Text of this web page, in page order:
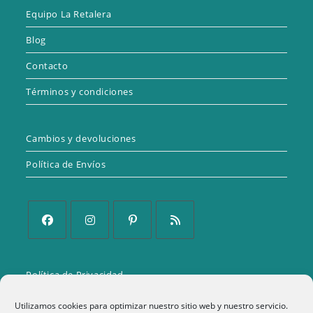
Utilizamos cookies para optimizar nuestro sitio web y nuestro servicio.
Equipo La Retalera
Blog
Contacto
Términos y condiciones
Cambios y devoluciones
Política de Envíos
una
una
una
Política de Privacidad
Aviso Legal